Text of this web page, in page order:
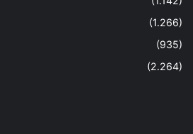
(1.266)
(935)
(2.264)